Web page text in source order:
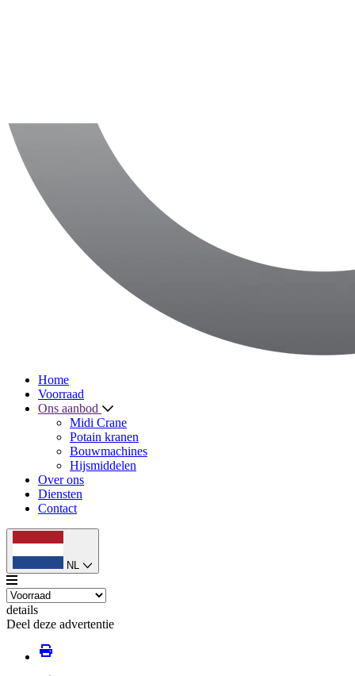
Home
Voorraad
Ons aanbod
Midi Crane
Potain kranen
Bouwmachines
Hijsmiddelen
Over ons
Diensten
Contact
NL
details
Deel deze advertentie